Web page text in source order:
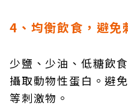
4、均衡飲食，避免
少鹽、少油、低糖飲
攝取動物性蛋白。避
等刺激物。